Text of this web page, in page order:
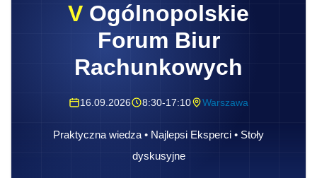
V Ogólnopolskie
Forum Biur
Rachunkowych
16.09.2026 8:30-17:10 Warszawa
Praktyczna wiedza • Najlepsi Eksperci • Stoły
dyskusyjne